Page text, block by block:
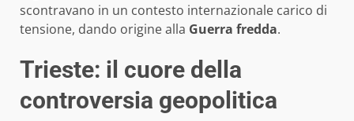
scontravano in un contesto internazionale carico di
tensione, dando origine alla Guerra fredda.
Trieste: il cuore della
controversia geopolitica